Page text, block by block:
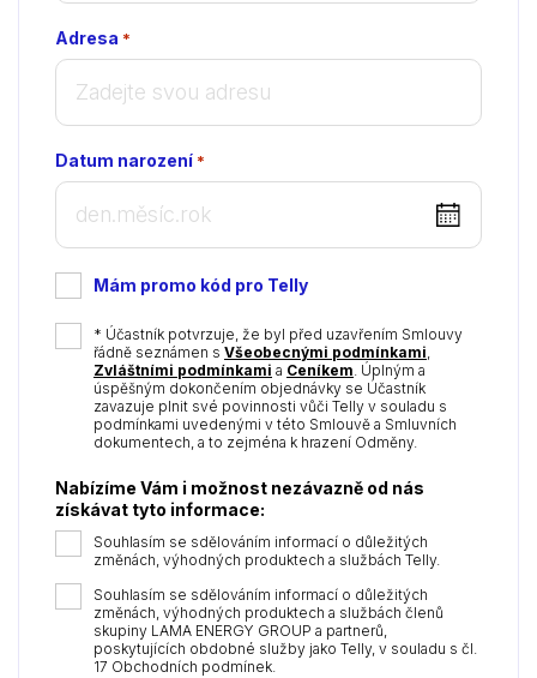
Adresa *
Datum narození *
DD
dot
MM
dot
YYYY
Mám promo kód pro Telly
* Účastník potvrzuje, že byl před uzavřením Smlouvy
řádně seznámen s Všeobecnými podmínkami,
Zvláštními podmínkami a Ceníkem. Úplným a
úspěšným dokončením objednávky se Účastník
zavazuje plnit své povinnosti vůči Telly v souladu s
podmínkami uvedenými v této Smlouvě a Smluvních
dokumentech, a to zejména k hrazení Odměny.
Nabízíme Vám i možnost nezávazně od nás
získávat tyto informace:
Souhlasím se sdělováním informací o důležitých
změnách, výhodných produktech a službách Telly.
Souhlasím se sdělováním informací o důležitých
změnách, výhodných produktech a službách členů
skupiny LAMA ENERGY GROUP a partnerů,
poskytujících obdobné služby jako Telly, v souladu s čl.
17 Obchodních podmínek.